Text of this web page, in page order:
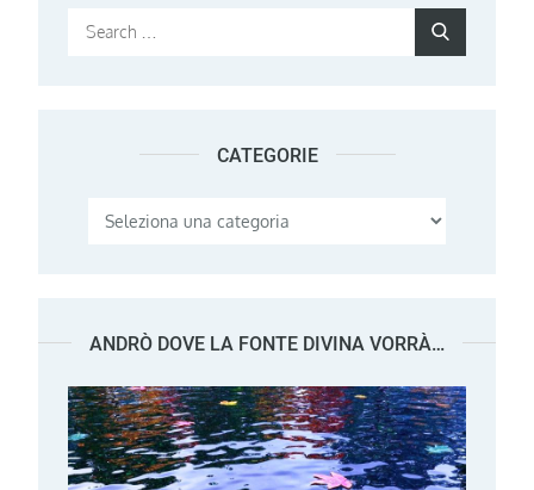
Search
CATEGORIE
Categorie
ANDRÒ DOVE LA FONTE DIVINA VORRÀ…